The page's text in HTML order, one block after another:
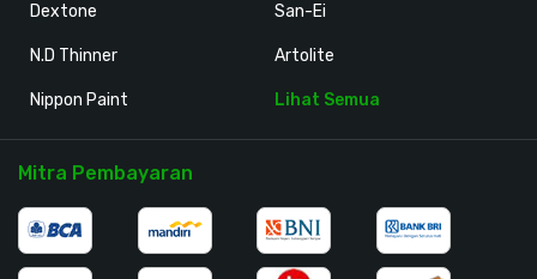
Dextone
N.D Thinner
Nippon Paint
San-Ei
Artolite
Lihat Semua
Mitra Pembayaran